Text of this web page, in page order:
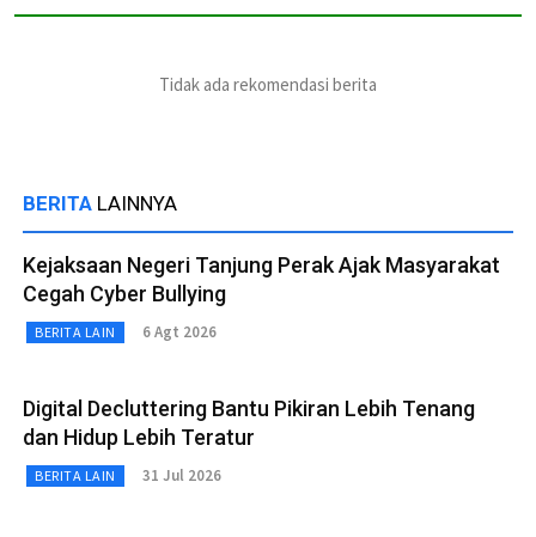
Tidak ada rekomendasi berita
BERITA LAINNYA
Kejaksaan Negeri Tanjung Perak Ajak Masyarakat
Cegah Cyber Bullying
BERITA LAIN 6 Agt 2026
Digital Decluttering Bantu Pikiran Lebih Tenang
dan Hidup Lebih Teratur
BERITA LAIN 31 Jul 2026